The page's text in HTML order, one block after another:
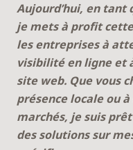
Aujourd’hui, en tant
je mets à profit
les entreprises à
visibilité en ligne et
site web. Que vous
présence locale ou
marchés, je suis
des solutions sur